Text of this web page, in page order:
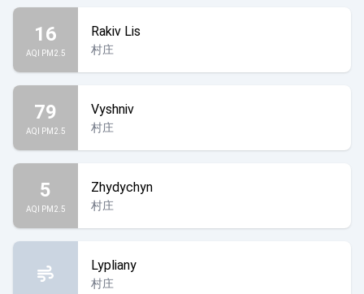
16
AQI PM2.5
Rakiv Lis
村庄
79
AQI PM2.5
Vyshniv
村庄
5
AQI PM2.5
Zhydychyn
村庄
Lypliany
村庄